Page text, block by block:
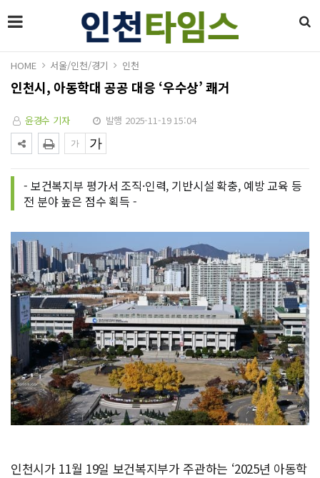
HOME 서울/인천/경기 인천
인천시, 아동학대 공공 대응 ‘우수상’ 쾌거
윤경수 기자 발행 2025-11-19 15:04
- 보건복지부 평가서 조직·인력, 기반시설 확충, 예방 교육 등
전 분야 높은 점수 획득 -
인천시가 11월 19일 보건복지부가 주관하는 ‘2025년 아동학